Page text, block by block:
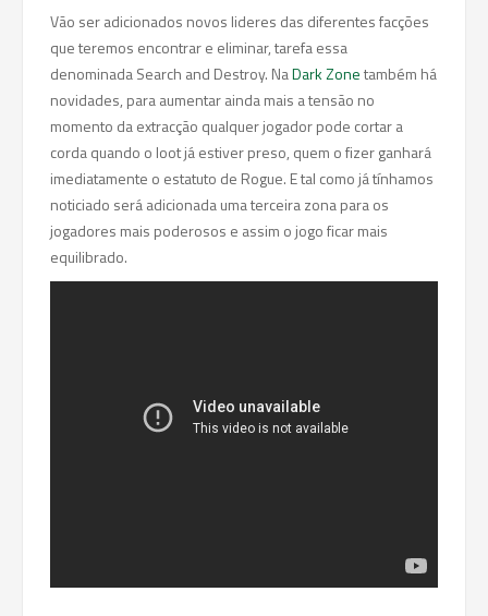
Vão ser adicionados novos lideres das diferentes facções
que teremos encontrar e eliminar, tarefa essa
denominada Search and Destroy. NaDark Zonetambém há
novidades, para aumentar ainda mais a tensão no
momento da extracção qualquer jogador pode cortar a
corda quando o loot já estiver preso, quem o fizer ganhará
imediatamente o estatuto de Rogue. E tal como já tínhamos
noticiado será adicionada uma terceira zona para os
jogadores mais poderosos e assim o jogo ficar mais
equilibrado.